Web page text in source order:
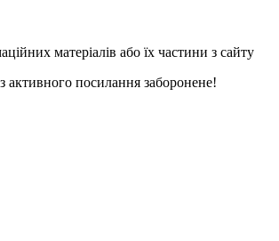
матеріалів або їх частини з сайту
посилання заборонене!